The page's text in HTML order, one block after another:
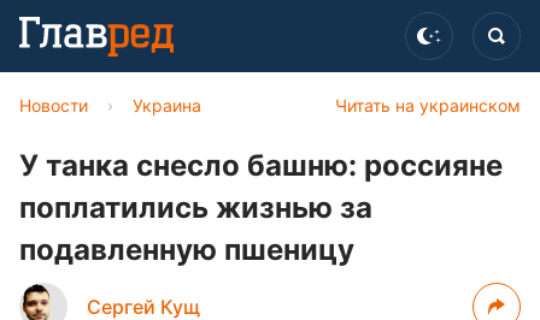
Читать на украинском
Новости › Украина
У танка снесло башню: россияне
поплатились жизнью за
подавленную пшеницу
Сергей Кущ